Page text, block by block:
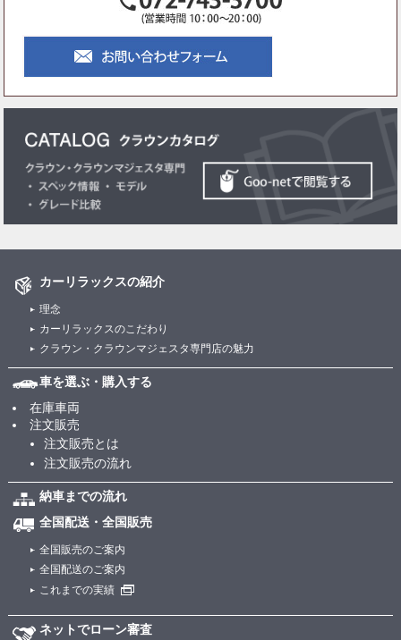
カーリラックスの紹介
理念
カーリラックスのこだわり
クラウン・クラウンマジェスタ専門店の魅力
車を選ぶ・購入する
在庫車両
注文販売
注文販売とは
注文販売の流れ
納車までの流れ
全国配送・全国販売
全国販売のご案内
全国配送のご案内
これまでの実績
ネットでローン審査